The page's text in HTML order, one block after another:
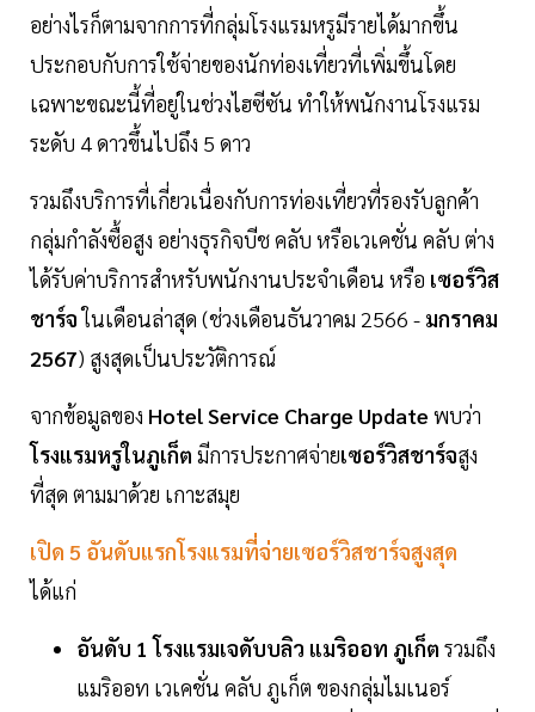
อย่างไรก็ตามจากการที่กลุ่มโรงแรมหรูมีรายได้มากขึ้น
ประกอบกับการใช้จ่ายของนักท่องเที่ยวที่เพิ่มขึ้นโดย
เฉพาะขณะนี้ที่อยู่ในช่วงไฮซีซัน ทำให้พนักงานโรงแรม
ระดับ 4 ดาวขึ้นไปถึง 5 ดาว
รวมถึงบริการที่เกี่ยวเนื่องกับการท่องเที่ยวที่รองรับลูกค้า
กลุ่มกำลังซื้อสูง อย่างธุรกิจบีช คลับ หรือเวเคชั่น คลับ ต่าง
ได้รับค่าบริการสำหรับพนักงานประจำเดือน หรือ เซอร์วิส
ชาร์จในเดือนล่าสุด (ช่วงเดือนธันวาคม 2566 - มกราคม
2567) สูงสุดเป็นประวัติการณ์
จากข้อมูลของ Hotel Service Charge Update พบว่า
โรงแรมหรูในภูเก็ต มีการประกาศจ่ายเซอร์วิสชาร์จสูง
ที่สุด ตามมาด้วย เกาะสมุย
เปิด 5 อันดับแรกโรงแรมที่จ่ายเซอร์วิสชาร์จสูงสุด
ได้แก่
อันดับ 1 โรงแรมเจดับบลิว แมริออท ภูเก็ต รวมถึง
แมริออท เวเคชั่น คลับ ภูเก็ต ของกลุ่มไมเนอร์